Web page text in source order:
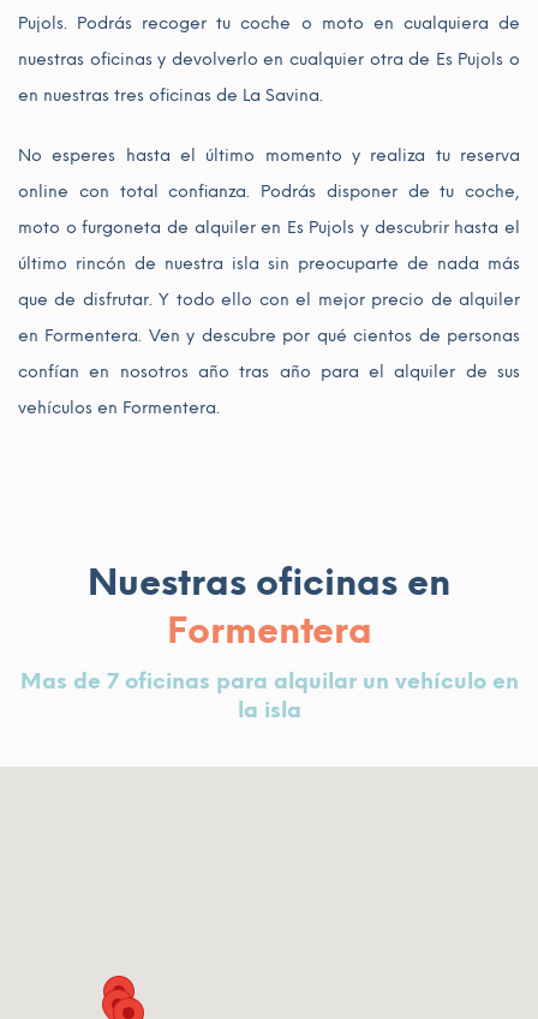
Pujols. Podrás recoger tu coche o moto en cualquiera de
nuestras oficinas y devolverlo en cualquier otra de Es Pujols o
en nuestras tres oficinas de La Savina.
No esperes hasta el último momento y realiza tu reserva
online con total confianza. Podrás disponer de tu coche,
moto o furgoneta de alquiler en Es Pujols y descubrir hasta el
último rincón de nuestra isla sin preocuparte de nada más
que de disfrutar. Y todo ello con el mejor precio de alquiler
en Formentera. Ven y descubre por qué cientos de personas
confían en nosotros año tras año para el alquiler de sus
vehículos en Formentera.
Nuestras oficinas en
Formentera
Mas de 7 oficinas para alquilar un vehículo en
la isla